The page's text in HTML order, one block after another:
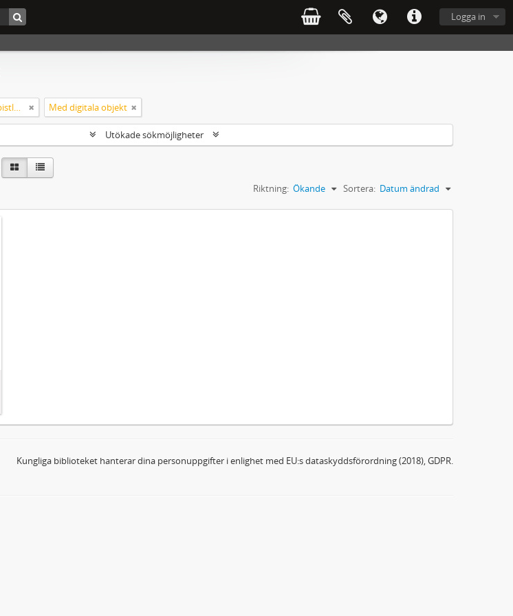
Logga in
Carl Michael Bellman: Fredmans epistlar och sånger m.fl. Bellman-texter Med digitala objekt
Utökade sökmöjligheter
Sortera: Datum ändrad
Riktning: Ökande
Kungliga biblioteket hanterar dina personuppgifter i enlighet med EU:s dataskyddsförordning (2018), GDPR.